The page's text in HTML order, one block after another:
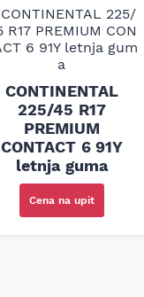
CONTINENTAL
225/45 R17
PREMIUM
CONTACT 6 91Y
letnja guma
Cena na upit